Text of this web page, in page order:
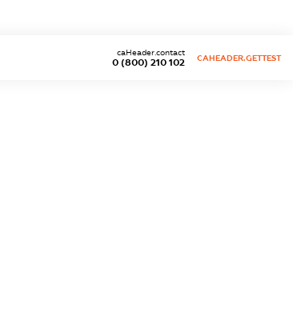
0 (800) 210 102
caHeader.contact
CAHEADER.GETTEST